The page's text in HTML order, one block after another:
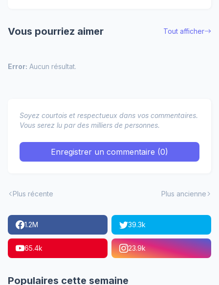
Vous pourriez aimer Tout afficher
Error: Aucun résultat.
Soyez courtois et respectueux dans vos commentaires.
Vous serez lu par des milliers de personnes.
Enregistrer un commentaire (0)
Plus récente Plus ancienne
1.2M 39.3k
65.4k 23.9k
Populaires cette semaine